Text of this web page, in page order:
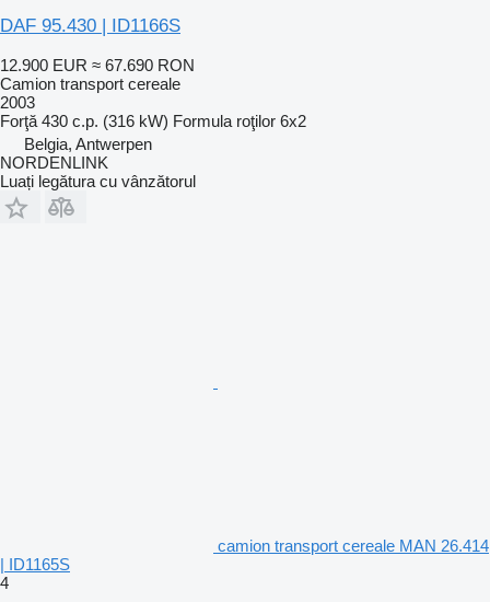
DAF 95.430 | ID1166S
12.900 EUR ≈ 67.690 RON
Camion transport cereale
2003
Forţă 430 c.p. (316 kW) Formula roţilor 6x2
Belgia, Antwerpen
NORDENLINK
Luați legătura cu vânzătorul
camion transport cereale MAN 26.414
| ID1165S
4